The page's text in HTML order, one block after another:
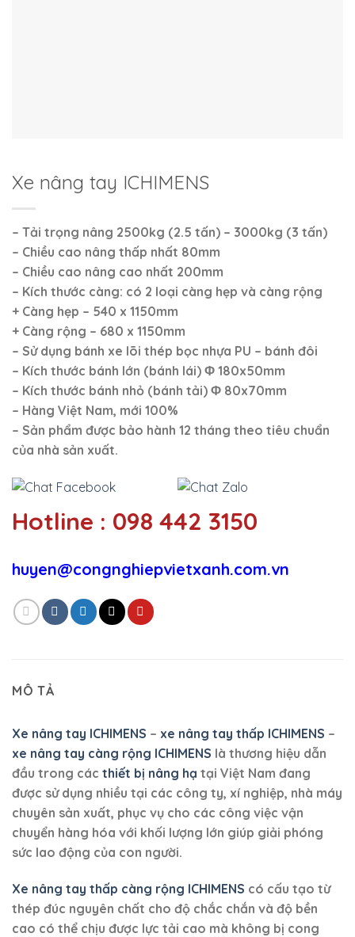
Xe nâng tay ICHIMENS
– Tải trọng nâng 2500kg (2.5 tấn) – 3000kg (3 tấn)
– Chiều cao nâng thấp nhất 80mm
– Chiều cao nâng cao nhất 200mm
– Kích thước càng: có 2 loại càng hẹp và càng rộng
+ Càng hẹp – 540 x 1150mm
+ Càng rộng – 680 x 1150mm
– Sử dụng bánh xe lõi thép bọc nhựa PU – bánh đôi
– Kích thước bánh lớn (bánh lái) Φ 180x50mm
– Kích thước bánh nhỏ (bánh tải) Φ 80x70mm
– Hàng Việt Nam, mới 100%
– Sản phẩm được bảo hành 12 tháng theo tiêu chuẩn
của nhà sản xuất.
Hotline : 098 442 3150
huyen@congnghiepvietxanh.com.vn
MÔ TẢ
Xe nâng tay ICHIMENS – xe nâng tay thấp ICHIMENS –
xe nâng tay càng rộng ICHIMENS là thương hiệu dẫn
đầu trong các thiết bị nâng hạ tại Việt Nam đang
được sử dụng nhiều tại các công ty, xí nghiệp, nhà máy
chuyên sản xuất, phục vụ cho các công việc vận
chuyển hàng hóa với khối lượng lớn giúp giải phóng
sức lao động của con người.
Xe nâng tay thấp càng rộng ICHIMENS có cấu tạo từ
thép đúc nguyên chất cho độ chắc chắn và độ bền
cao có thể chịu được lực tải cao mà không bị cong